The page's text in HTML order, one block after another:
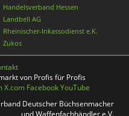
Handelsverband Hessen
Landbell AG
Rheinischer-Inkassodienst e.K.
Zukos
von Profis für Profis
X.com FacebookYouTube
Deutscher Büchsenmacher
und Waffenfachhändler e.V.